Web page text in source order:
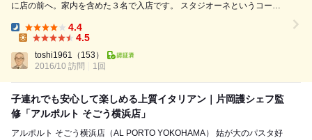
に店の前へ。家内を含めた３名で入店です。 スタジオーネというコース
たが、特にズッキーニを素揚げしてバルサミコ酢をきかせた一品は唸りま
した。ここでパンが来ます。続いて甘鯛のウロコ焼きポルチーニ茸のピュ
ーレ添えでしたが、黒皿に盛り付けられたそれは、まるで和の一品のよ
う...
Dinner:
4.4
4.5
toshi1961 （153）
2016/10 訪問
1回
子連れでも安心して楽しめる上質イタリアン｜片岡護シェフ監
修「アルポルト そごう横浜店」
アルポルト そごう横浜店（AL PORTO YOKOHAMA） 姑が大のパスタ好